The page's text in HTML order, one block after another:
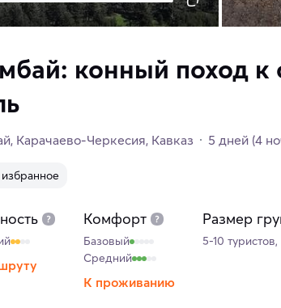
конный поход к
Карачаево-Черкесия Кавказ 5 дней (4
Комфорт
Базовый
Средний
К проживанию
Размер
5-10 туристов,